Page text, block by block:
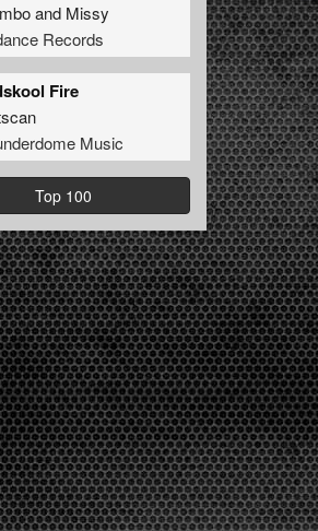
and Missy
Records
Fire
Music
Top 100